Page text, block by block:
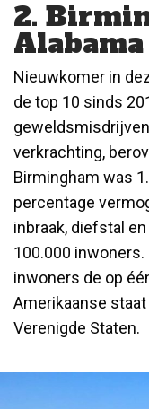
2.
Alabama
Nieuwkomer in
de top 10 sinds
verkrachting,
Birmingham was
percentage
inbraak, diefstal
100.000
inwoners de op
Amerikaanse
Verenigde Staten.